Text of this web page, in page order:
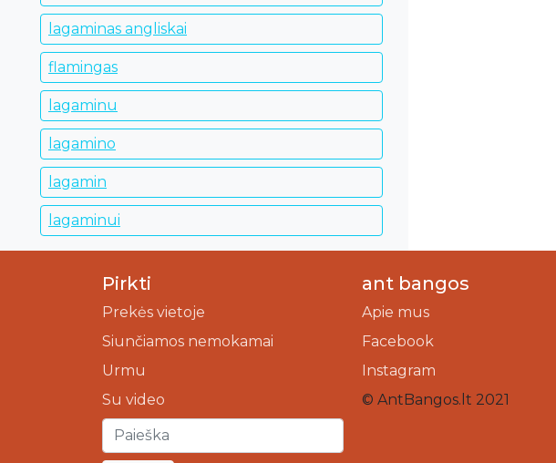
lagaminas angliskai
flamingas
lagaminu
lagamino
lagamin
lagaminui
Pirkti
Prekės vietoje
Siunčiamos nemokamai
Urmu
Su video
ant bangos
Apie mus
Facebook
Instagram
© AntBangos.lt 2021